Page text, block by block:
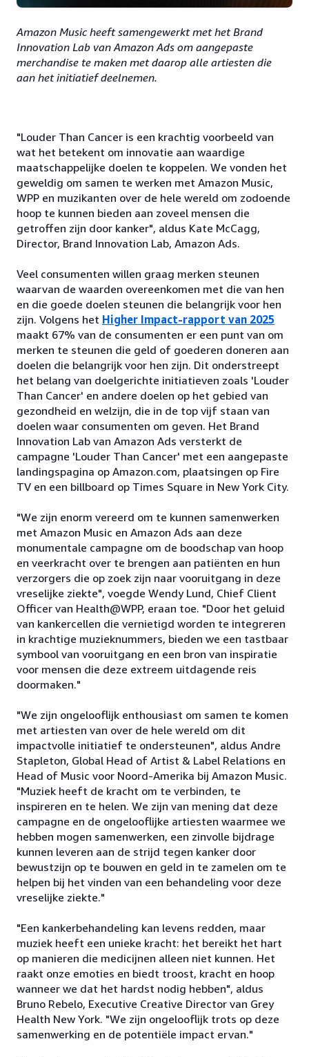
Amazon Music heeft samengewerkt met het Brand
Innovation Lab van Amazon Ads om aangepaste
merchandise te maken met daarop alle artiesten die
aan het initiatief deelnemen.
"Louder Than Cancer is een krachtig voorbeeld van
wat het betekent om innovatie aan waardige
maatschappelijke doelen te koppelen. We vonden het
geweldig om samen te werken met Amazon Music,
WPP en muzikanten over de hele wereld om zodoende
hoop te kunnen bieden aan zoveel mensen die
getroffen zijn door kanker", aldus Kate McCagg,
Director, Brand Innovation Lab, Amazon Ads.
Veel consumenten willen graag merken steunen
waarvan de waarden overeenkomen met die van hen
en die goede doelen steunen die belangrijk voor hen
zijn. Volgens het Higher Impact-rapport van 2025
maakt 67% van de consumenten er een punt van om
merken te steunen die geld of goederen doneren aan
doelen die belangrijk voor hen zijn. Dit onderstreept
het belang van doelgerichte initiatieven zoals 'Louder
Than Cancer' en andere doelen op het gebied van
gezondheid en welzijn, die in de top vijf staan van
doelen waar consumenten om geven. Het Brand
Innovation Lab van Amazon Ads versterkt de
campagne 'Louder Than Cancer' met een aangepaste
landingspagina op Amazon.com, plaatsingen op Fire
TV en een billboard op Times Square in New York City.
"We zijn enorm vereerd om te kunnen samenwerken
met Amazon Music en Amazon Ads aan deze
monumentale campagne om de boodschap van hoop
en veerkracht over te brengen aan patiënten en hun
verzorgers die op zoek zijn naar vooruitgang in deze
vreselijke ziekte", voegde Wendy Lund, Chief Client
Officer van Health@WPP, eraan toe. "Door het geluid
van kankercellen die vernietigd worden te integreren
in krachtige muzieknummers, bieden we een tastbaar
symbool van vooruitgang en een bron van inspiratie
voor mensen die deze extreem uitdagende reis
doormaken."
"We zijn ongelooflijk enthousiast om samen te komen
met artiesten van over de hele wereld om dit
impactvolle initiatief te ondersteunen", aldus Andre
Stapleton, Global Head of Artist & Label Relations en
Head of Music voor Noord-Amerika bij Amazon Music.
"Muziek heeft de kracht om te verbinden, te
inspireren en te helen. We zijn van mening dat deze
campagne en de ongelooflijke artiesten waarmee we
hebben mogen samenwerken, een zinvolle bijdrage
kunnen leveren aan de strijd tegen kanker door
bewustzijn op te bouwen en geld in te zamelen om te
helpen bij het vinden van een behandeling voor deze
vreselijke ziekte."
"Een kankerbehandeling kan levens redden, maar
muziek heeft een unieke kracht: het bereikt het hart
op manieren die medicijnen alleen niet kunnen. Het
raakt onze emoties en biedt troost, kracht en hoop
wanneer we dat het hardst nodig hebben", aldus
Bruno Rebelo, Executive Creative Director van Grey
Health New York. "We zijn ongelooflijk trots op deze
samenwerking en de potentiële impact ervan."